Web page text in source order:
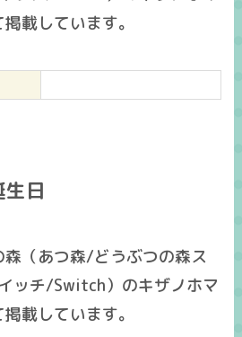
載しています。
日
（あつ森/どうぶつの森ス
ッチ/Switch）のキザノホマ
載しています。